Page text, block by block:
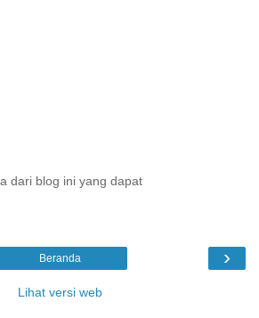
dari blog ini yang dapat
›
Beranda
Lihat versi web